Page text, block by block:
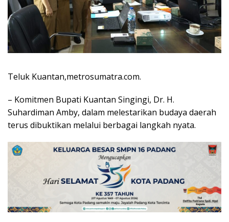
Teluk Kuantan,metrosumatra.com.
– Komitmen Bupati Kuantan Singingi, Dr. H.
Suhardiman Amby, dalam melestarikan budaya daerah
terus dibuktikan melalui berbagai langkah nyata.